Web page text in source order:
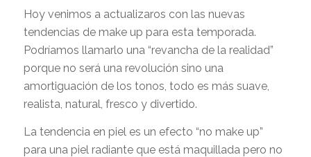
Hoy venimos a actualizaros con las nuevas
tendencias de make up para esta temporada.
Podríamos llamarlo una “revancha de la realidad”
porque no será una revolución sino una
amortiguación de los tonos, todo es más suave,
realista, natural, fresco y divertido.
La tendencia en piel es un efecto “no make up”
para una piel radiante que está maquillada pero no